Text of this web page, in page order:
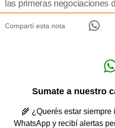
las primeras negociaciones
Compartí esta nota
Sumate a nuestro
🌾 ¿Querés estar
WhatsApp y recibí alertas